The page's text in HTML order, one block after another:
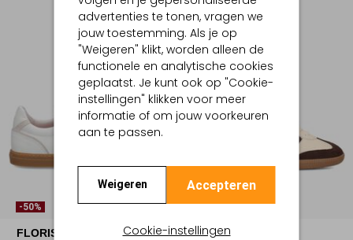
advertenties te tonen, vragen we
jouw toestemming. Als je op
"Weigeren" klikt, worden alleen de
functionele en analytische cookies
geplaatst. Je kunt ook op "Cookie-
instellingen" klikken voor meer
informatie of om jouw voorkeuren
aan te passen.
Weigeren Accepteren
Cookie-instellingen
-50%
FLORIS VAN BOMMEL MRP